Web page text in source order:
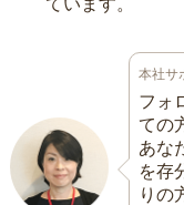
本社サ
フォ
ての
あな
を存
りの